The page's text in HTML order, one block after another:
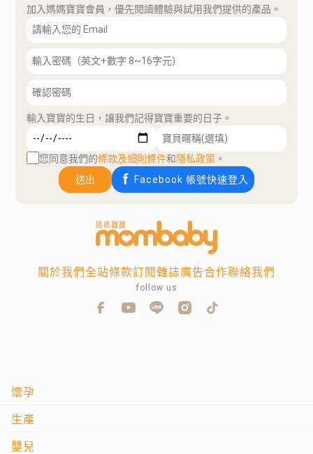
加入媽媽寶寶會員，優先閱讀體驗與試用我們提供的產品。
輸入寶寶的生日，讓我們記得寶寶重要的日子。
您同意我們的條款及細則條件和隱私政策 。
送出
Facebook 帳號快速登入
懷孕
生產
嬰兒
關於我們全站條款訂閱雜誌廣告合作聯絡我們
follow us